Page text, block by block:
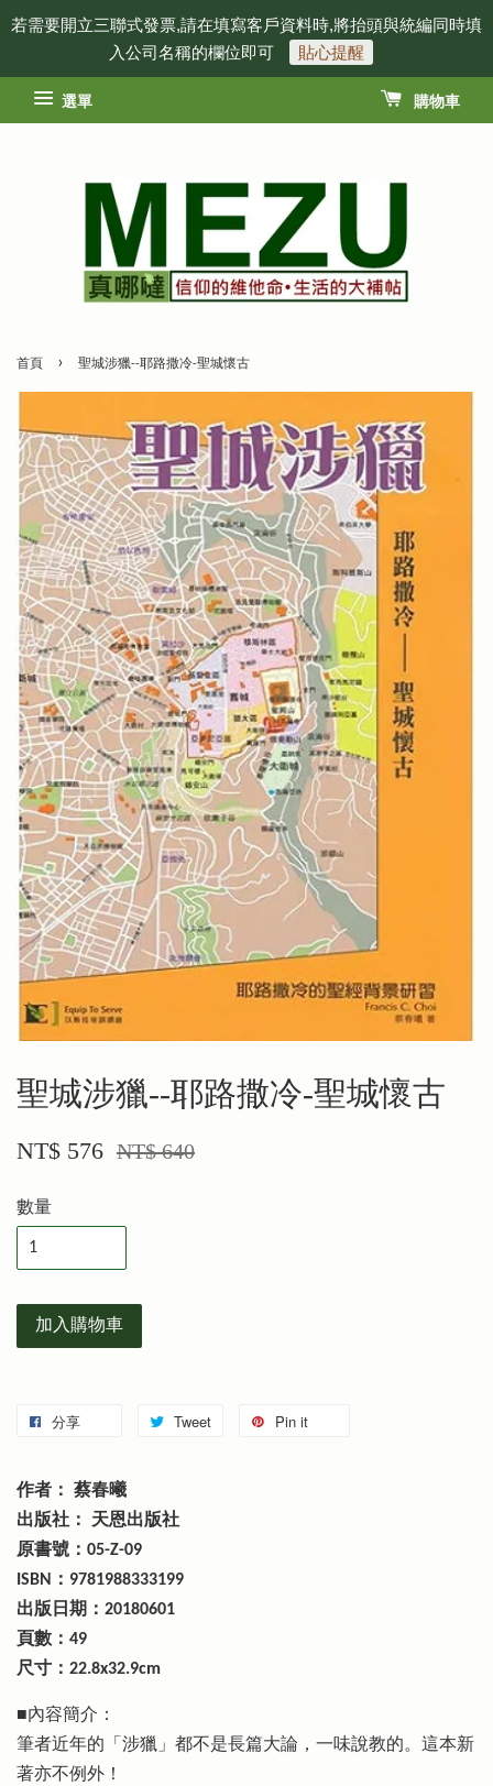
若需要開立三聯式發票,請在填寫客戶資料時,將抬頭與統編同時填
入公司名稱的欄位即可
貼心提醒
選單 購物車
首頁 › 聖城涉獵--耶路撒冷-聖城懷古
聖城涉獵--耶路撒冷-聖城懷古
NT$ 576 NT$ 640
數量
加入購物車
分享 Tweet Pin it
作者： 蔡春曦
出版社： 天恩出版社
原書號：05-Z-09
ISBN：9781988333199
出版日期：20180601
頁數：49
尺寸：22.8x32.9cm
■內容簡介：
筆者近年的「涉獵」都不是長篇大論，一味說教的。這本新
著亦不例外！